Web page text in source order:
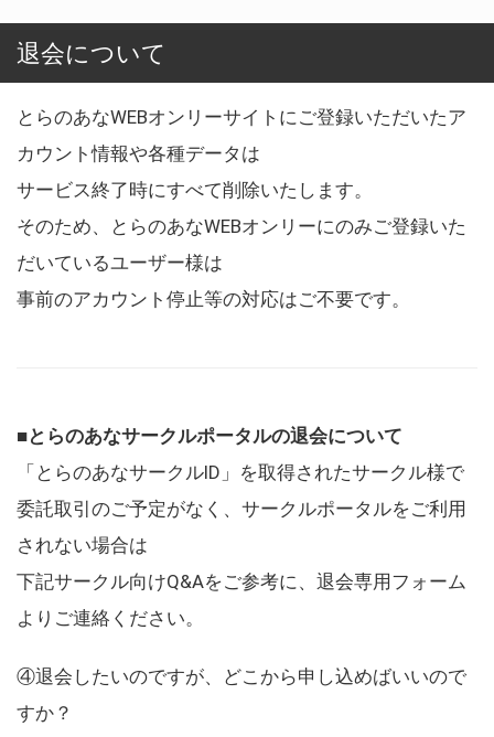
退会について
とらのあなWEBオンリーサイトにご登録いただいたア
カウント情報や各種データは
サービス終了時にすべて削除いたします。
そのため、とらのあなWEBオンリーにのみご登録いた
だいているユーザー様は
事前のアカウント停止等の対応はご不要です。
■とらのあなサークルポータルの退会について
「とらのあなサークルID」を取得されたサークル様で
委託取引のご予定がなく、サークルポータルをご利用
されない場合は
下記サークル向けQ&Aをご参考に、退会専用フォーム
よりご連絡ください。
④退会したいのですが、どこから申し込めばいいので
すか？